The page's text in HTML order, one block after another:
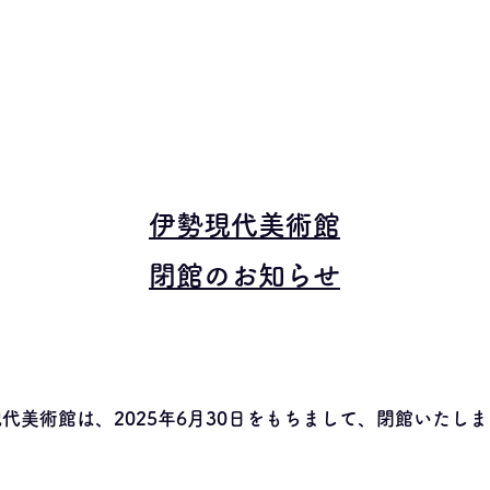
伊勢現代美術館
閉館のお知らせ
美術館は、2025年6月30日をもちまして、閉館いたし